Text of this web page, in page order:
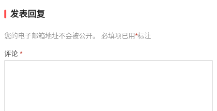
发表回复
您的电子邮箱地址不会被公开。 必填项已用*标注
评论 *